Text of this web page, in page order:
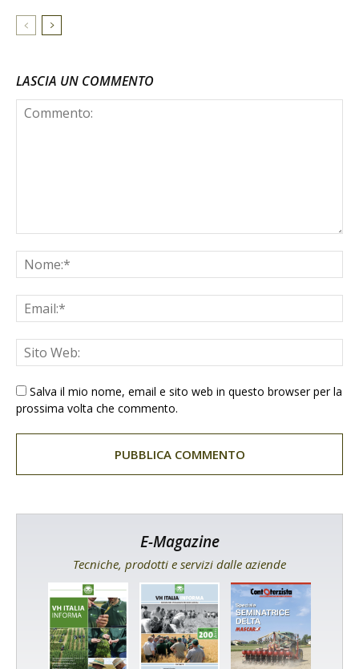
LASCIA UN COMMENTO
Salva il mio nome, email e sito web in questo browser per la
prossima volta che commento.
E-Magazine
Tecniche, prodotti e servizi dalle aziende